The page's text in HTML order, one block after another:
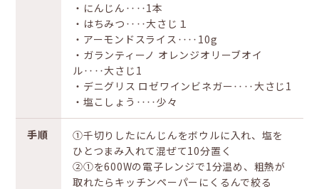
・にんじん‥‥1本
・はちみつ‥‥大さじ１
・アーモンドスライス‥‥10g
・ガランティーノ オレンジオリーブオイ
ル‥‥大さじ1
・デニグリス ロゼワインビネガー‥‥大さじ1
・塩こしょう‥‥少々
手順
①千切りしたにんじんをボウルに入れ、塩を
ひとつまみ入れて混ぜて10分置く
②①を600Wの電子レンジで1分温め、粗熱が
取れたらキッチンペーパーにくるんで絞る